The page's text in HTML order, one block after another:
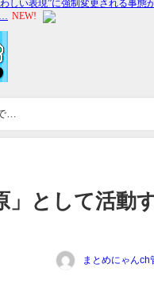
…
」として活動
まとめにゃんch